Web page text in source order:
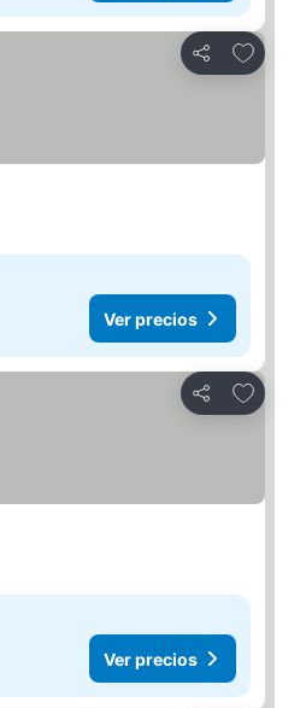
Compartir
Ver precios
Compartir
Ver precios